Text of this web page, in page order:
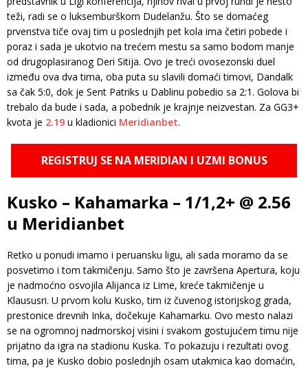
teži, radi se o luksemburškom Dudelanžu. Što se domaćeg
prvenstva tiče ovaj tim u poslednjih pet kola ima četiri pobede i
poraz i sada je ukotvio na trećem mestu sa samo bodom manje
od drugoplasiranog Deri Sitija. Ovo je treći ovosezonski duel
između ova dva tima, oba puta su slavili domaći timovi, Dandalk
sa čak 5:0, dok je Sent Patriks u Dablinu pobedio sa 2:1. Golova bi
trebalo da bude i sada, a pobednik je krajnje neizvestan. Za GG3+
kvota je 2.19 u kladionici Meridianbet.
REGISTRUJ SE NA MERIDIAN I UZMI BONUS
Kusko – Kahamarka – 1/1,2+ @ 2.56
u Meridianbet
Retko u ponudi imamo i peruansku ligu, ali sada moramo da se
posvetimo i tom takmičenju. Samo što je završena Apertura, koju
je nadmoćno osvojila Alijanca iz Lime, kreće takmičenje u
Klaususri. U prvom kolu Kusko, tim iz čuvenog istorijskog grada,
prestonice drevnih Inka, dočekuje Kahamarku. Ovo mesto nalazi
se na ogromnoj nadmorskoj visini i svakom gostujućem timu nije
prijatno da igra na stadionu Kuska. To pokazuju i rezultati ovog
tima, pa je Kusko dobio poslednjih osam utakmica kao domaćin,